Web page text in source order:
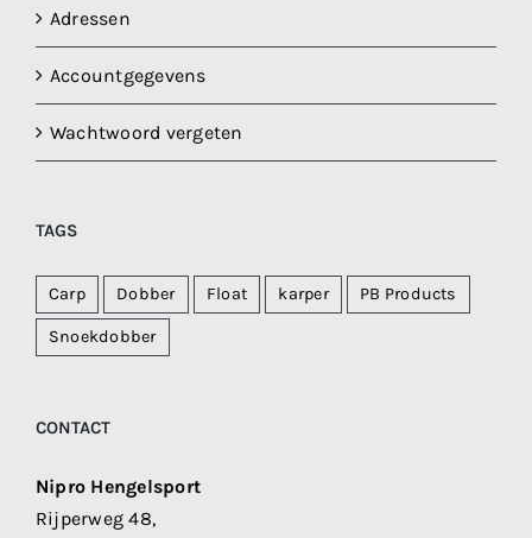
Adressen
Accountgegevens
Wachtwoord vergeten
TAGS
Carp Dobber Float karper PB Products
Snoekdobber
CONTACT
Nipro Hengelsport
Rijperweg 48,